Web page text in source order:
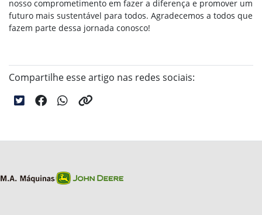
nosso comprometimento em fazer a diferença e promover um
futuro mais sustentável para todos. Agradecemos a todos que
fazem parte dessa jornada conosco!
Compartilhe esse artigo nas redes sociais: